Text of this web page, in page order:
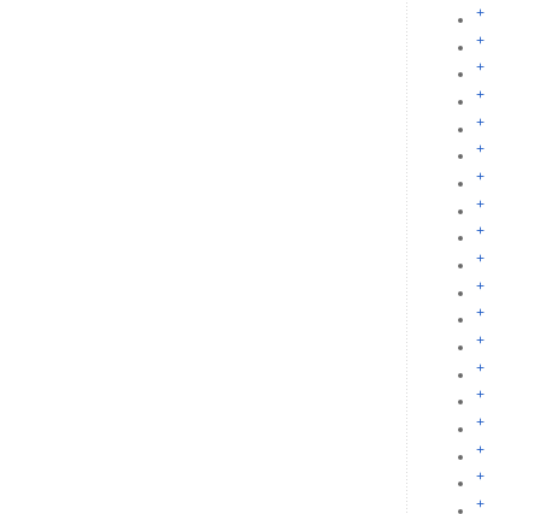
+
+
+
+
+
+
+
+
+
+
+
+
+
+
+
+
+
+
+